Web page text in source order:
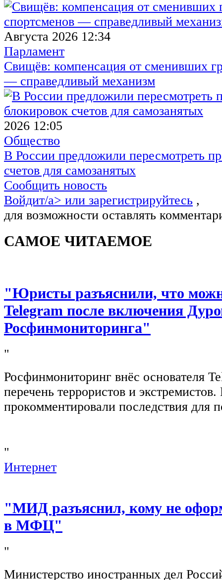
Августа 2026 12:34
Парламент
Свищёв: компенсация от сменивших
— справедливый механизм
2026 12:05
Общество
В России предложили пересмотреть
счетов для самозанятых
Сообщить новость
Войдит/a> или зарегистрируйтесь ,
для возможности оставлять
САМОЕ ЧИТАЕМОЕ
"Юристы разъяснили, что
Telegram после включения
Росфинмониторинга"
"
Росфинмониторинг внёс основателя
перечень террористов и
прокомментировали последствия для
"
Интернет
"МИД разъяснил, кому не
в МФЦ"
"
Министерство иностранных дел